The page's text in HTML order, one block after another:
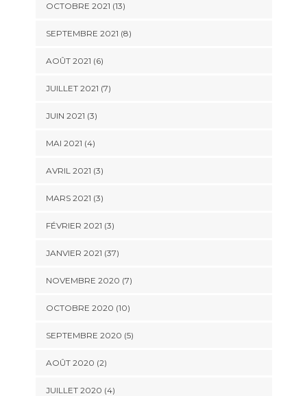
OCTOBRE 2021 (13)
SEPTEMBRE 2021 (8)
AOÛT 2021 (6)
JUILLET 2021 (7)
JUIN 2021 (3)
MAI 2021 (4)
AVRIL 2021 (3)
MARS 2021 (3)
FÉVRIER 2021 (3)
JANVIER 2021 (37)
NOVEMBRE 2020 (7)
OCTOBRE 2020 (10)
SEPTEMBRE 2020 (5)
AOÛT 2020 (2)
JUILLET 2020 (4)